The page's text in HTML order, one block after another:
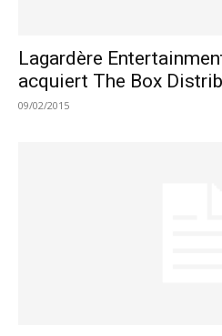
Lagardère
acquiert The Box
09/02/2015